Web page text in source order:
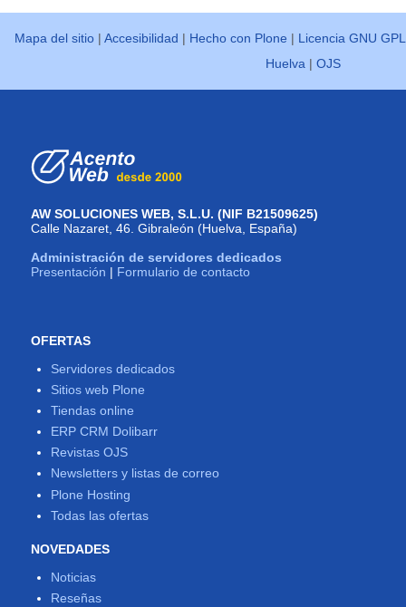
Mapa del sitio |Accesibilidad | Hecho con Plone | Licencia GNU GPL
Huelva |OJS
AW SOLUCIONES WEB, S.L.U. (NIF B21509625)
Calle Nazaret, 46. Gibraleón (Huelva, España)
Administración de servidores dedicados
Presentación | Formulario de contacto
OFERTAS
Servidores dedicados
Sitios web Plone
Tiendas online
ERP CRM Dolibarr
Revistas OJS
Newsletters y listas de correo
Plone Hosting
Todas las ofertas
NOVEDADES
Noticias
Reseñas